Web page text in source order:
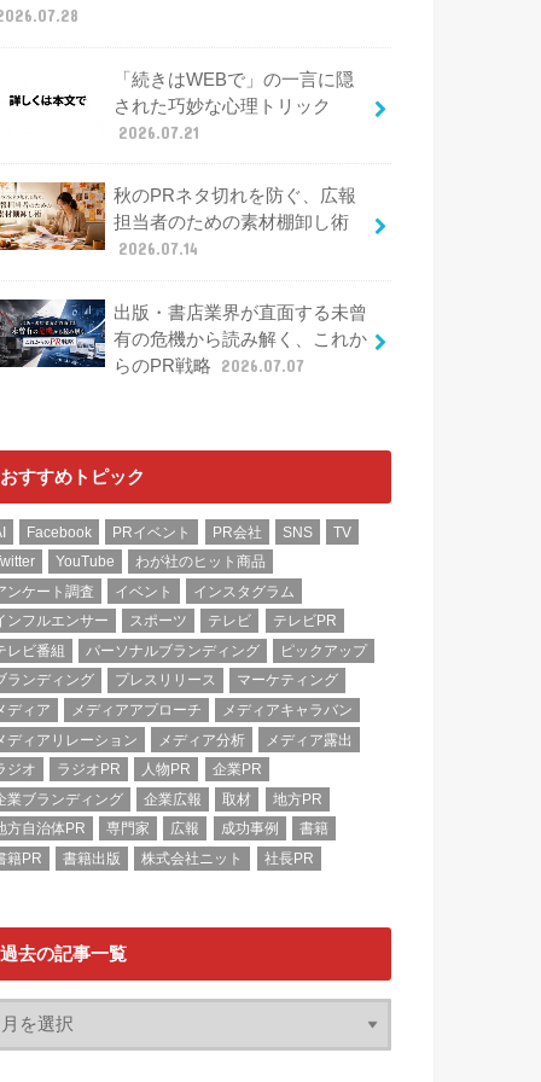
「続きはWEBで」の一言に隠
された巧妙な心理トリック
2026.07.21
秋のPRネタ切れを防ぐ、広報
担当者のための素材棚卸し術
2026.07.14
出版・書店業界が直面する未曾
有の危機から読み解く、これか
らのPR戦略
2026.07.07
おすすめトピック
Facebook PRイベント PR会社 SNS
TV
YouTube
わが社のヒット商品
ンケート調査
イベント
インスタグラム
ンフルエンサー
スポーツ テレビ
テレビPR
レビ番組
パーソナルブランディング
ピックアップ
ランディング
プレスリリース
マーケティング
ディア
メディアアプローチ
メディアキャラバン
ディアリレーション
メディア分析
メディア露出
ジオ
ラジオPR 人物PR
企業PR
業ブランディング
企業広報 取材
地方PR
方自治体PR
専門家 広報 成功事例
書籍
籍PR
書籍出版 株式会社ニット 社長PR
過去の記事一覧